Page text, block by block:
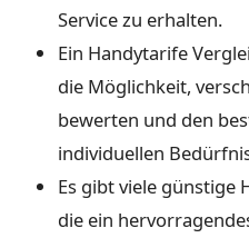
Service zu erhalten.
Ein Handytarife
die Möglichkeit,
bewerten und den
individuellen
Es gibt viele günstige
die ein